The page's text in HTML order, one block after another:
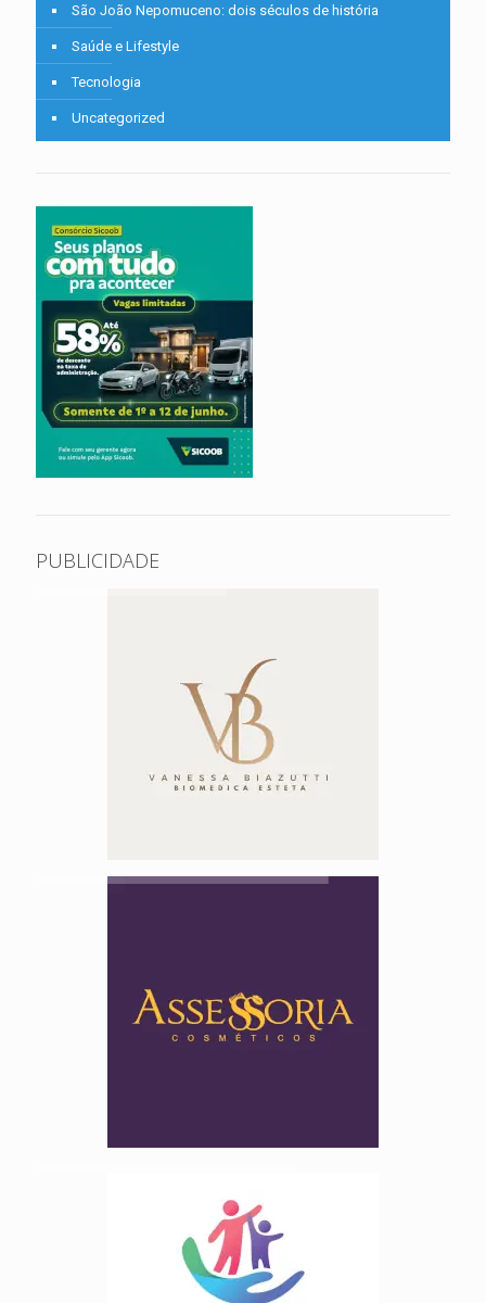
São João Nepomuceno: dois séculos de história
Saúde e Lifestyle
Tecnologia
Uncategorized
PUBLICIDADE